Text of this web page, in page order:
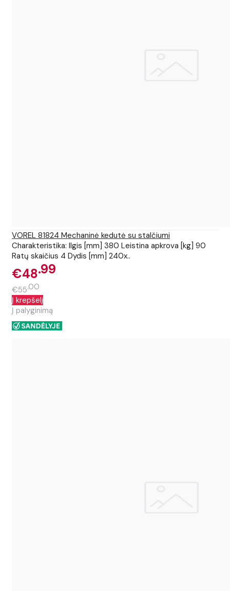
VOREL 81824 Mechaninė kedutė su stalčiumi
Charakteristika: Ilgis [mm] 380 Leistina apkrova [kg] 90
Ratų skaičius 4 Dydis [mm] 240x..
€48 99
€55 00
Į krepšelį
Į palyginimą